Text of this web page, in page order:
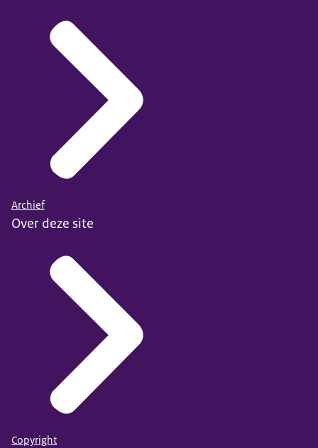
verschilt per situatie.
We hopen dat u nu voldoende weet
over wat u kunt verwachten...
van uw bezoek aan de Raad
voor de Kinderbescherming in Rotterdam.
Heeft u nog vragen?
Neem gerust contact
Archief
Over deze site
Copyright